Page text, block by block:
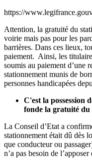
https://
Attention, la gratuité du
voirie mais pas pour les
barrières. Dans ces lieux,
paiement. Ainsi, les
soumis au paiement d’une
stationnement munis de
personnes handicapées
C'est la possession
fonde la gratuité du
La Conseil d’Etat a
stationnement était dû dès
que conducteur ou
n’a pas besoin de